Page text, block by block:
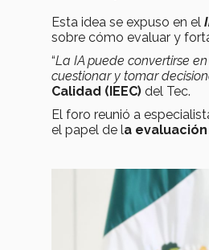
Esta idea se expuso en el
sobre cómo evaluar y
“La IA puede convertirse
cuestionar y tomar
Calidad (IEEC) del Tec.
El foro reunió a
el papel de la